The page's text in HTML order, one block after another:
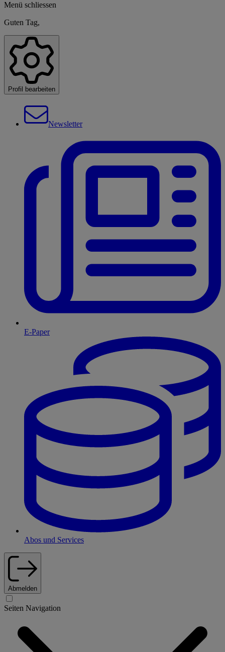
Menü schliessen
Guten Tag,
Profil bearbeiten
Newsletter
E-Paper
Abos und Services
Abmelden
Seiten Navigation